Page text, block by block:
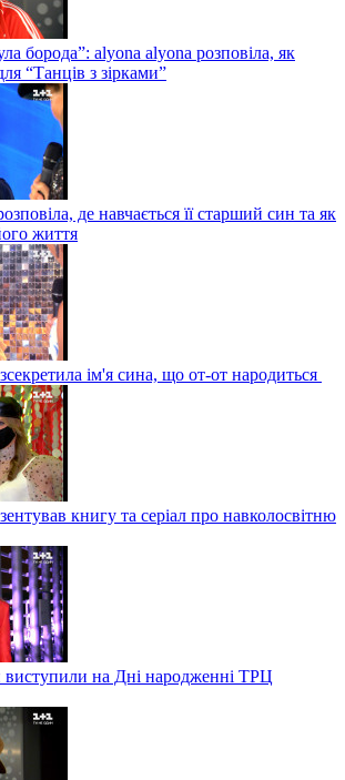
борода”: alyona alyona розповіла, як
“Танців з зірками”
де навчається її старший син та як
життя
ім'я сина, що от-от народиться
книгу та серіал про навколосвітню
виступили на Дні народженні ТРЦ